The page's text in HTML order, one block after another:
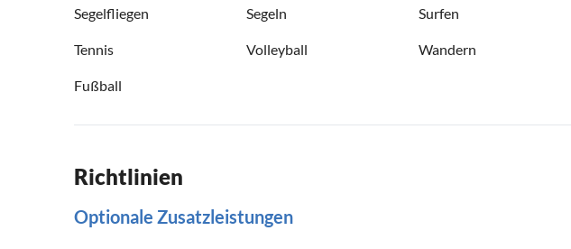
Segelfliegen Segeln Surfen
Tennis Volleyball Wandern
Fußball
Richtlinien
Optionale Zusatzleistungen